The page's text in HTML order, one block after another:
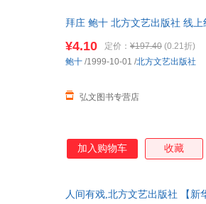
拜庄 鲍十 北方文艺出版社 线
¥4.10 定价： ¥197.40 (0.21折)
弘文图书专营店
鲍十 /1999-10-01 /北方文艺出版社
加入购物车 收藏
人间有戏,北方文艺出版社 【新